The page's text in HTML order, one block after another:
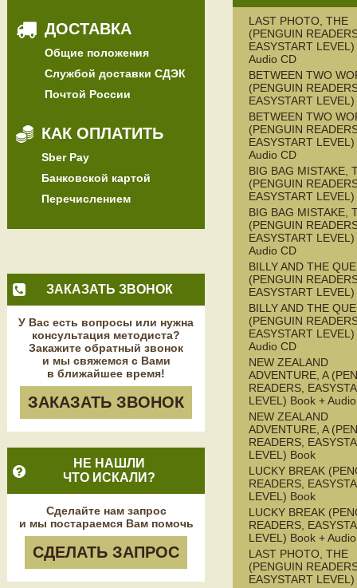
ДОСТАВКА
Общие положения
Службой доставки СДЭК
Почтой России
КАК ОПЛАТИТЬ
Sber Pay
Банковской картой
Перечислением
ЗАКАЗАТЬ ЗВОНОК
У Вас есть вопросы или нужна
консультация методиста?
Закажите обратный звонок
и мы свяжемся с Вами
в ближайшее время!
ЗАКАЗАТЬ ЗВОНОК
НЕ НАШЛИ
ЧТО ИСКАЛИ?
Сделайте нам запрос
и мы постараемся Вам помочь
СДЕЛАТЬ ЗАПРОС
LAST PHOTO, THE
(PENGUIN
EASYSTART
Audio CD
BETWEEN TWO
(PENGUIN
EASYSTART
BETWEEN TWO
(PENGUIN
EASYSTART
Audio CD
BIG BAG MISTAKE,
(PENGUIN
EASYSTART
BIG BAG MISTAKE,
(PENGUIN
EASYSTART
Audio CD
BILLY AND THE
(PENGUIN
EASYSTART
BILLY AND THE
(PENGUIN
EASYSTART
Audio CD
NEW ZEALAND
ADVENTURE, A
READERS,
LEVEL) Book +
NEW ZEALAND
ADVENTURE, A
READERS,
LEVEL) Book
LUCKY BREAK
READERS,
LEVEL) Book
LUCKY BREAK
READERS,
LEVEL) Book +
LAST PHOTO, THE
(PENGUIN
EASYSTART